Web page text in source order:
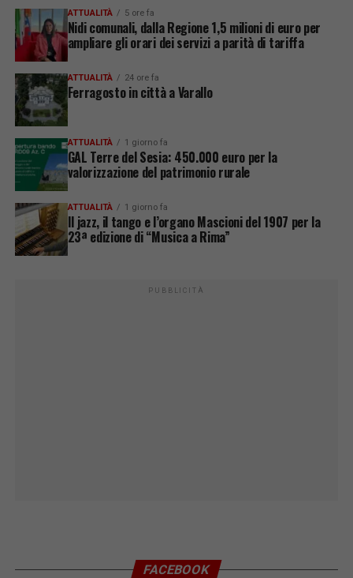
ATTUALITÀ 5 ore fa
Nidi comunali, dalla Regione 1,5 milioni di euro per
ampliare gli orari dei servizi a parità di tariffa
ATTUALITÀ 24 ore fa
Ferragosto in città a Varallo
ATTUALITÀ 1 giorno fa
GAL Terre del Sesia: 450.000 euro per la
valorizzazione del patrimonio rurale
ATTUALITÀ 1 giorno fa
Il jazz, il tango e l’organo Mascioni del 1907 per la
23ª edizione di “Musica a Rima”
PUBBLICITÀ
FACEBOOK